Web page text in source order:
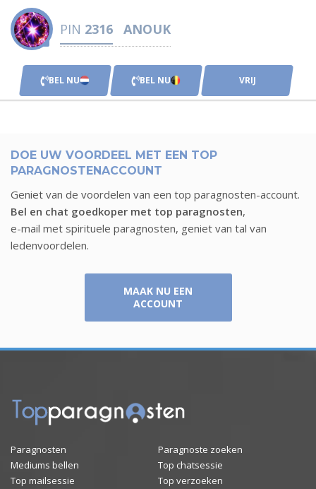
PIN 2316 ANOUK
BEL NU BEL NU VRIJ
DOE UW VOORDEEL MET EEN TOP
PARAGNOSTENACCOUNT
Geniet van de voordelen van een top paragnosten-account.
Bel en chat goedkoper met top paragnosten,
e-mail met spirituele paragnosten, geniet van tal van
ledenvoordelen.
MAAK NU EEN
ACCOUNT
Paragnosten
Paragnoste zoeken
Mediums bellen
Top chatsessie
Top mailsessie
Top verzoeken